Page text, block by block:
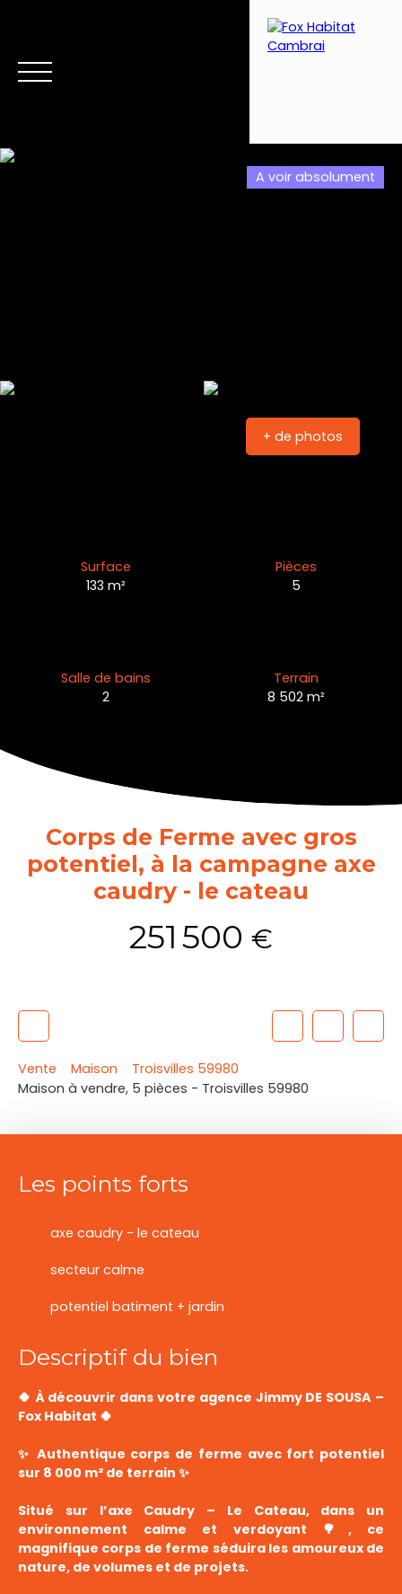
A voir absolument
+ de photos
Surface
133m²
Pièces
5
Salle de bains
2
Terrain
8 502 m²
Corps de Ferme avec gros
potentiel, à la campagne axe
caudry - le cateau
251 500 €
Vente Maison
Troisvilles 59980
Maison à vendre, 5 pièces - Troisvilles 59980
Les points forts
axe caudry - le cateau
secteur calme
potentiel batiment + jardin
Descriptif du bien
🍀 À découvrir dans votre agence Jimmy DE SOUSA –
Fox Habitat 🍀
✨ Authentique corps de ferme avec fort potentiel
sur 8 000 m² de terrain ✨
Situé sur l’axe Caudry – Le Cateau, dans un
environnement calme et verdoyant 🌳, ce
magnifique corps de ferme séduira les amoureux de
nature, de volumes et de projets.